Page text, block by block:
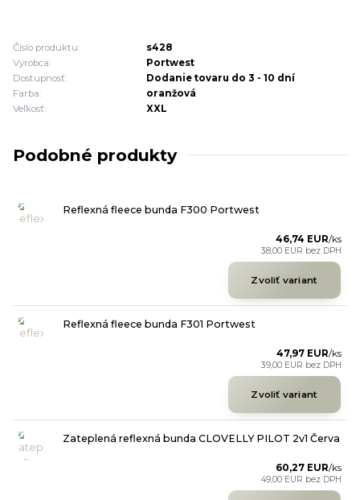
Číslo produktu:
s428
Výrobca:
Portwest
Dostupnosť:
Dodanie tovaru do 3 - 10 dní
Farba:
oranžová
Veľkosť:
XXL
Podobné produkty
Reflexná fleece bunda F300 Portwest
46,74 EUR/ks
38,00 EUR bez DPH
Zvoliť variant
Reflexná fleece bunda F301 Portwest
47,97 EUR/ks
39,00 EUR bez DPH
Zvoliť variant
Zateplená reflexná bunda CLOVELLY PILOT 2v1 Červa
60,27 EUR/ks
49,00 EUR bez DPH